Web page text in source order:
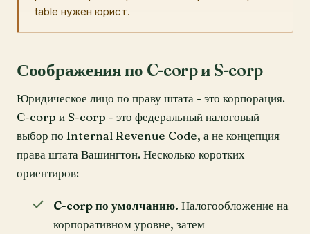
table нужен юрист.
Соображения по C-corp и S-corp
Юридическое лицо по праву штата - это корпорация.
C-corp и S-corp - это федеральный налоговый
выбор по Internal Revenue Code, а не концепция
права штата Вашингтон. Несколько коротких
ориентиров:
C-corp по умолчанию. Налогообложение на
корпоративном уровне, затем